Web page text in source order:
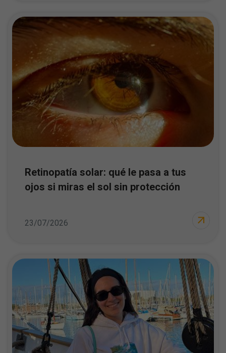
Retinopatía solar: qué le pasa a tus
ojos si miras el sol sin protección
23/07/2026